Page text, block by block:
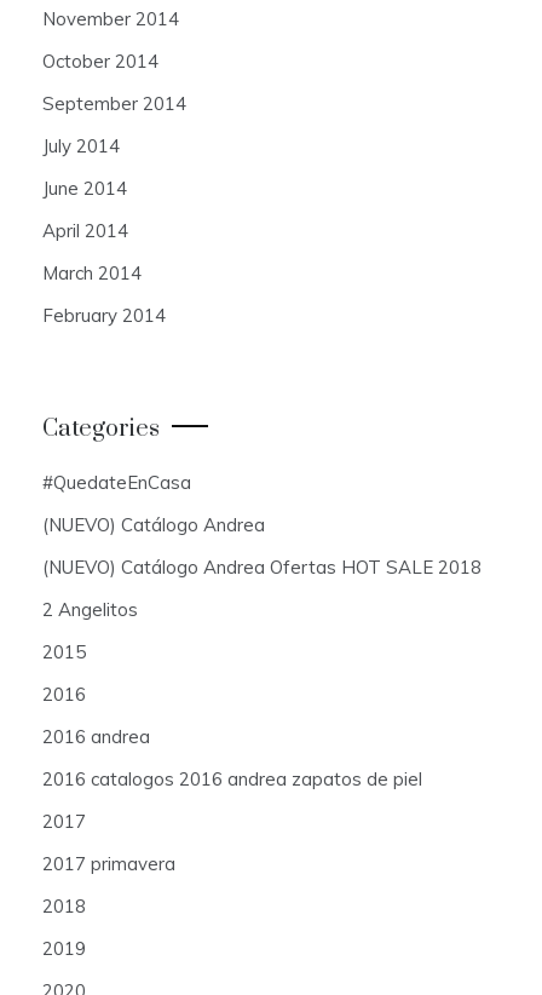
November 2014
October 2014
September 2014
July 2014
June 2014
April 2014
March 2014
February 2014
Categories
#QuedateEnCasa
(NUEVO) Catálogo Andrea
(NUEVO) Catálogo Andrea Ofertas HOT SALE 2018
2 Angelitos
2015
2016
2016 andrea
2016 catalogos 2016 andrea zapatos de piel
2017
2017 primavera
2018
2019